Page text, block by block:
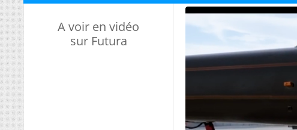
A voir en vidéo
sur Futura